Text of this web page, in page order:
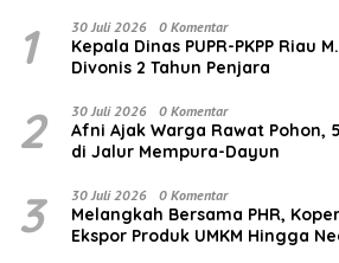
1 30 Juli 2026 0 Komentar
Kepala Dinas PUPR-PKPP Riau
Divonis 2 Tahun Penjara
2 30 Juli 2026 0 Komentar
Afni Ajak Warga Rawat Pohon,
di Jalur Mempura-Dayun
3 30 Juli 2026 0 Komentar
Melangkah Bersama PHR,
Ekspor Produk UMKM Hingga